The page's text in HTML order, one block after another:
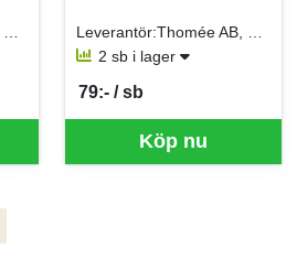
Leverantör:Thomée AB, Edw. H
Leverantör:Thomée AB, Edw. H
2 sb i lager
Köp nu
79:- / sb
SEK per SB